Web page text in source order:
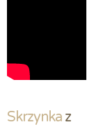
Skrzynka z